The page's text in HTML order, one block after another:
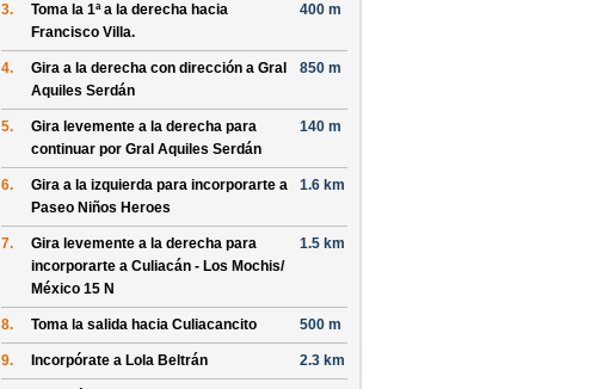
3.
Toma la 1ª a la derecha hacia
Francisco Villa.
400 m
4. Gira a la derecha con dirección a Gral
Aquiles Serdán
850 m
5.
Gira levemente a la derecha para
continuar por Gral Aquiles Serdán
140 m
6.
Gira a la izquierda para incorporarte a
Paseo Niños Heroes
1.6 km
7.
Gira levemente a la derecha para
incorporarte a Culiacán - Los Mochis/
México 15 N
1.5 km
8. Toma la salida hacia Culiacancito 500 m
9. Incorpórate a Lola Beltrán 2.3 km